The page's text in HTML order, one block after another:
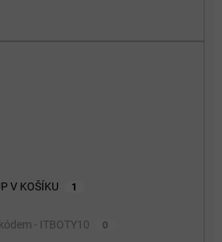
V KOŠÍKU 1
- ITBOTY10 0